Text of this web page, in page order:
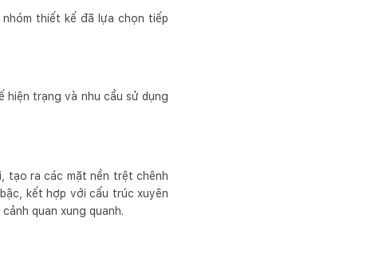
thiết kế đã lựa chọn tiếp
hiện trạng và nhu cầu sử dụng
tạo ra các mặt nền trệt chênh
kết hợp với cấu trúc xuyên
quan xung quanh.